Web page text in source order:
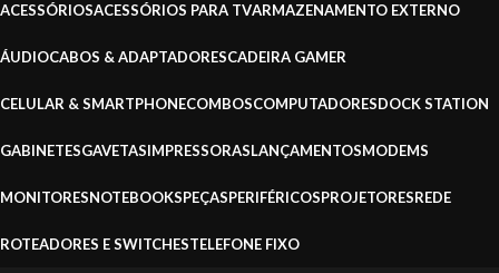
ACESSÓRIOSACESSÓRIOS PARA TVARMAZENAMENTO EXTERNO
ÁUDIOCABOS & ADAPTADORESCADEIRA GAMER
CELULAR & SMARTPHONECOMBOSCOMPUTADORESDOCK STATION
GABINETESGAVETASIMPRESSORASLANÇAMENTOSMODEMS
MONITORESNOTEBOOKSPEÇASPERIFÉRICOSPROJETORESREDE
ROTEADORES E SWITCHESTELEFONE FIXO